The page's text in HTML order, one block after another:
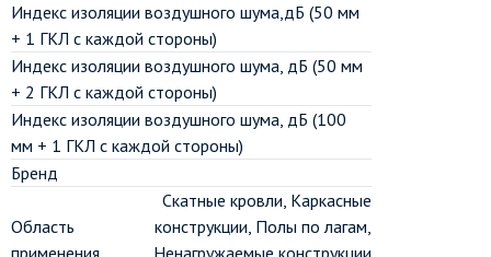
Индекс изоляции воздушного шума,дБ (50 мм
+ 1 ГКЛ с каждой стороны)
Индекс изоляции воздушного шума, дБ (50 мм
+ 2 ГКЛ с каждой стороны)
Индекс изоляции воздушного шума, дБ (100
мм + 1 ГКЛ с каждой стороны)
Бренд
Область
применения
Скатные кровли, Каркасные
конструкции, Полы по лагам,
Ненагружаемые конструкции